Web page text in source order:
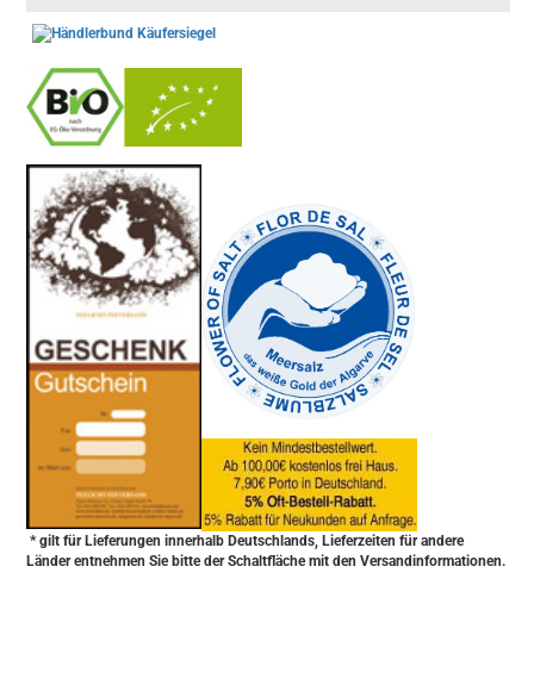
* gilt für Lieferungen innerhalb Deutschlands, Lieferzeiten für andere
Länder entnehmen Sie bitte der Schaltfläche mit den Versandinformationen.